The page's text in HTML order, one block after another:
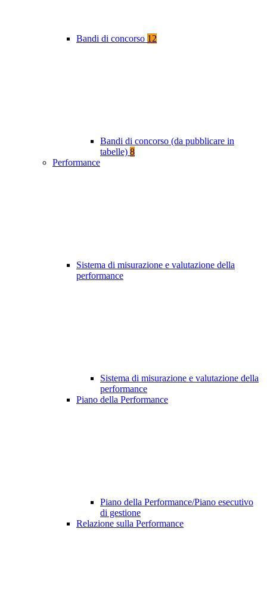
Bandi di concorso 12
Bandi di concorso (da pubblicare in
tabelle) 8
Performance
Sistema di misurazione e valutazione della
performance
Sistema di misurazione e valutazione della
performance
Piano della Performance
Piano della Performance/Piano esecutivo
di gestione
Relazione sulla Performance